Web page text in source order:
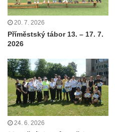
20. 7. 2026
Příměstský tábor 13. – 17. 7.
2026
24. 6. 2026